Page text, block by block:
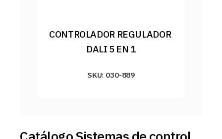
CONTROLADOR REGULADOR
DALI 5 EN 1
SKU: 030-889